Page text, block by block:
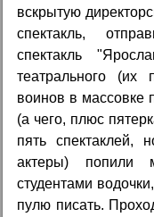
вскрытую
спектакль,
спектакль
театрального (их
воинов в массовке
(а чего, плюс
пять спектаклей,
актеры) попили
студентами
пулю писать.